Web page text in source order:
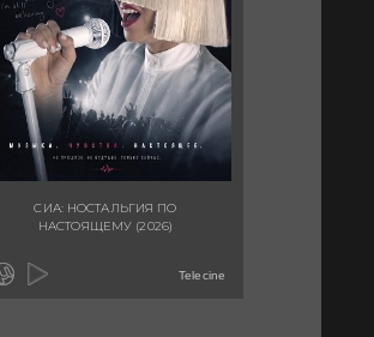
СИА: НОСТАЛЬГИЯ ПО
НАСТОЯЩЕМУ (2026)
Telecine